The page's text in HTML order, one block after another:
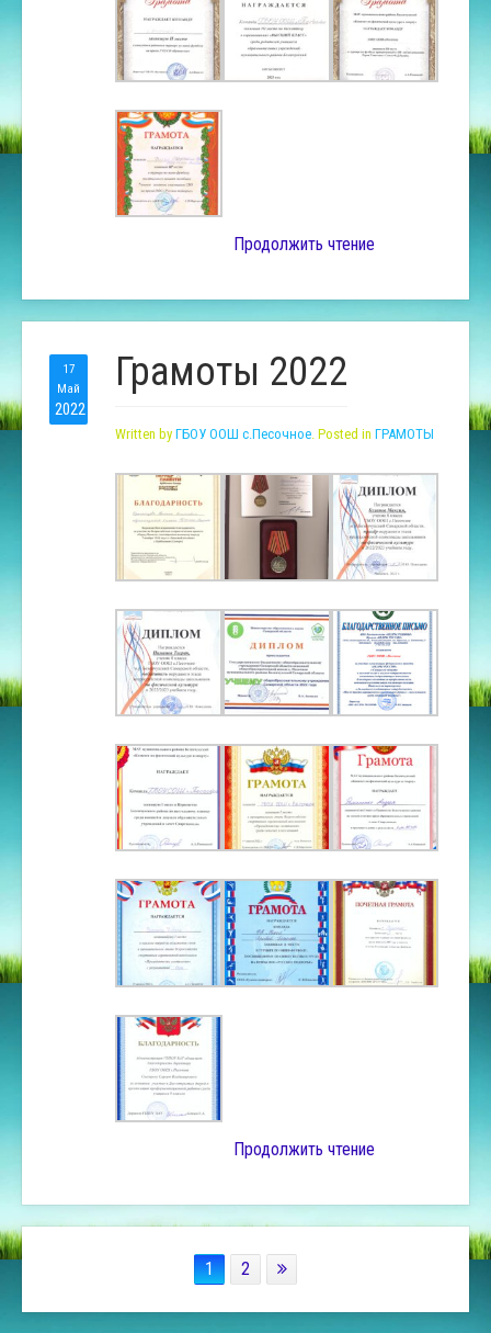
Продолжить чтение
17
Май
2022
Грамоты 2022
Written by ГБОУ ООШ с.Песочное. Posted in ГРАМОТЫ
Продолжить чтение
1 2